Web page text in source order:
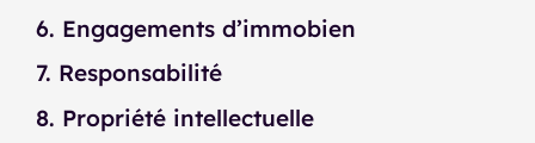
6. Engagements d’immobien
7. Responsabilité
8. Propriété intellectuelle